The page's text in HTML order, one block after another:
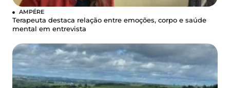
AMPÉRE
Terapeuta destaca relação entre emoções, corpo e saúde
mental em entrevista